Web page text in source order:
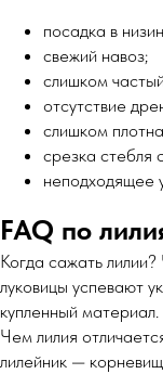
посадка в
свежий навоз;
слишком
отсутствие
слишком
срезка стебля
неподходящее
FAQ по
Когда сажать
луковицы успевают
купленный материал.
Чем лилия
лилейник —